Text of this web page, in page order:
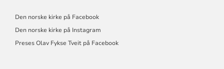
Den norske kirke på Facebook
Den norske kirke på Instagram
Preses Olav Fykse Tveit på Facebook